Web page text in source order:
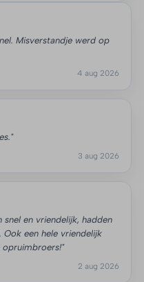
Misverstandje werd op
4 aug 2026
3 aug 2026
snel en vriendelijk, hadden
een hele vriendelijk
opruimbroers!"
2 aug 2026